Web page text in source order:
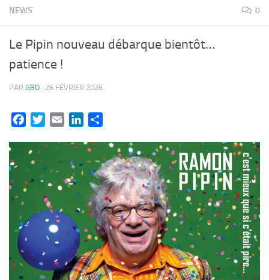
NEWS 0
Le Pipin nouveau débarque bientôt…
patience !
PAR GBD · 26 FÉVRIER 2026
FacebookTwitterEmail LinkedIn